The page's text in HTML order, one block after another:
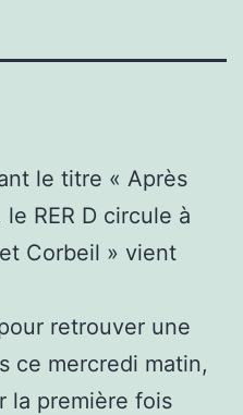
le titre « Après
RER D circule à
Corbeil » vient
retrouver une
ce mercredi matin,
la première fois